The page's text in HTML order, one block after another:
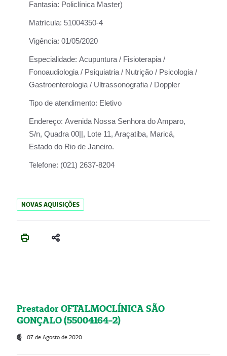
Fantasia: Policlínica Master)
Matrícula: 51004350-4
Vigência: 01/05/2020
Especialidade: Acupuntura / Fisioterapia /
Fonoaudiologia / Psiquiatria / Nutrição / Psicologia /
Gastroenterologia / Ultrassonografia / Doppler
Tipo de atendimento: Eletivo
Endereço: Avenida Nossa Senhora do Amparo,
S/n, Quadra 00||, Lote 11, Araçatiba, Maricá,
Estado do Rio de Janeiro.
Telefone: (021) 2637-8204
NOVAS AQUISIÇÕES
Prestador OFTALMOCLÍNICA SÃO
GONÇALO (55004164-2)
07 de Agosto de 2020